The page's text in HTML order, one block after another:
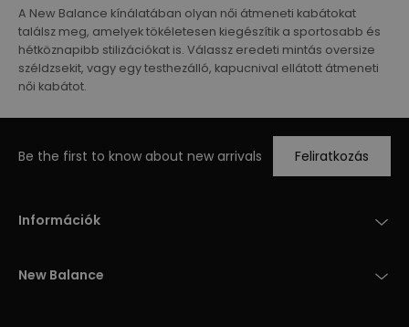
A New Balance kínálatában olyan női átmeneti kabátokat
találsz meg, amelyek tökéletesen kiegészítik a sportosabb és
hétköznapibb stilizációkat is. Válassz eredeti mintás oversize
széldzsekit, vagy egy testhezálló, kapucnival ellátott átmeneti
női kabátot.
Be the first to know about new arrivals Feliratkozás
Információk
New Balance